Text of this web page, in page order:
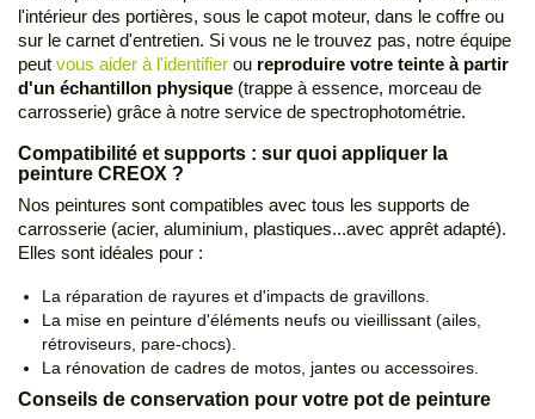
l'intérieur des portières, sous le capot moteur, dans le coffre ou
sur le carnet d'entretien. Si vous ne le trouvez pas, notre équipe
peut vous aider à l'identifier ou reproduire votre teinte à partir
d'un échantillon physique (trappe à essence, morceau de
carrosserie) grâce à notre service de spectrophotométrie.
Compatibilité et supports : sur quoi appliquer la
peinture CREOX ?
Nos peintures sont compatibles avec tous les supports de
carrosserie (acier, aluminium, plastiques...avec apprêt adapté).
Elles sont idéales pour :
La réparation de rayures et d'impacts de gravillons.
La mise en peinture d'éléments neufs ou vieillissant (ailes,
rétroviseurs, pare-chocs).
La rénovation de cadres de motos, jantes ou accessoires.
Conseils de conservation pour votre pot de peinture